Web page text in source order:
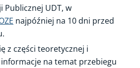
Publicznej UDT, w
najpóźniej na 10 dni przed
z części teoretycznej i
na temat przebiegu